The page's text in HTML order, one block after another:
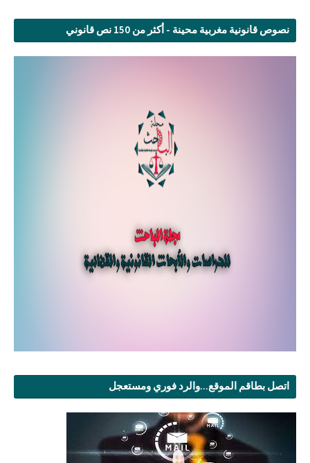
نصوص قانونية مغربية محينة - أكثر من 150 نص قانوني
اتصل بطاقم الموقع...والرد فوري ومستعجل